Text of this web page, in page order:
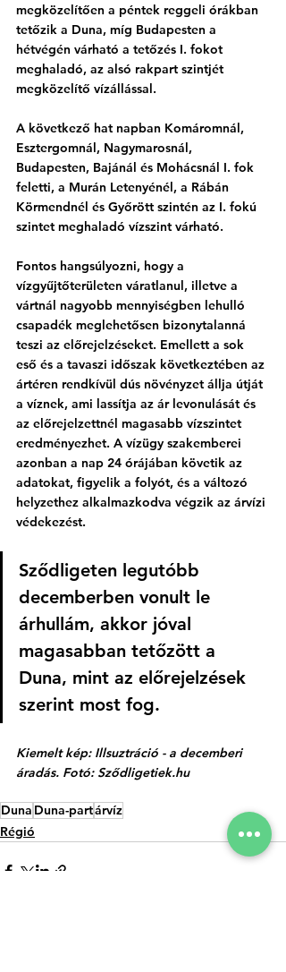
megközelítően a péntek reggeli órákban
tetőzik a Duna, míg Budapesten a
hétvégén várható a tetőzés I. fokot
meghaladó, az alsó rakpart szintjét
megközelítő vízállással.
A következő hat napban Komáromnál,
Esztergomnál, Nagymarosnál,
Budapesten, Bajánál és Mohácsnál I. fok
feletti, a Murán Letenyénél, a Rábán
Körmendnél és Győrött szintén az I. fokú
szintet meghaladó vízszint várható.
Fontos hangsúlyozni, hogy a
vízgyűjtőterületen váratlanul, illetve a
vártnál nagyobb mennyiségben lehulló
csapadék meglehetősen bizonytalanná
teszi az előrejelzéseket. Emellett a sok
eső és a tavaszi időszak következtében az
ártéren rendkívül dús növényzet állja útját
a víznek, ami lassítja az ár levonulását és
az előrejelzettnél magasabb vízszintet
eredményezhet. A vízügy szakemberei
azonban a nap 24 órájában követik az
adatokat, figyelik a folyót, és a változó
helyzethez alkalmazkodva végzik az árvízi
védekezést.
Sződligeten legutóbb
decemberben vonult le
árhullám, akkor jóval
magasabban tetőzött a
Duna, mint az előrejelzések
szerint most fog.
Kiemelt kép: Illsuztráció - a decemberi
áradás. Fotó: Sződligetiek.hu
Duna Duna-partárvíz
Régió